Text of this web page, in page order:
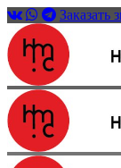
Заказать